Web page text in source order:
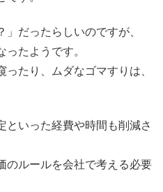
だったらしいのですが、
たようです。
たり、ムダなゴマすりは、
といった経費や時間も削減さ
のルールを会社で考える必要